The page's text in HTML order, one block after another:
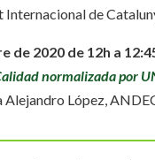
Internacional de
de 2020 de 12h a
normalizada por
Alejandro López,